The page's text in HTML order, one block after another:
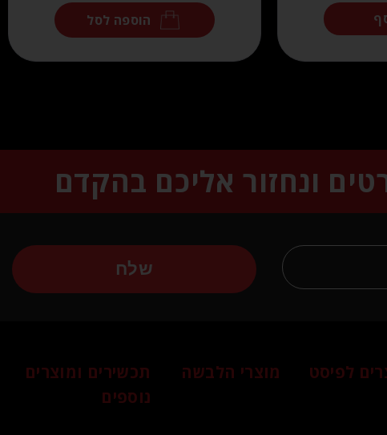
הוספה לסל
ונחזור אליכם בהקדם
שלח
לפיסט מוצרי הלבשה
תכשירים ומוצרים
נוספים